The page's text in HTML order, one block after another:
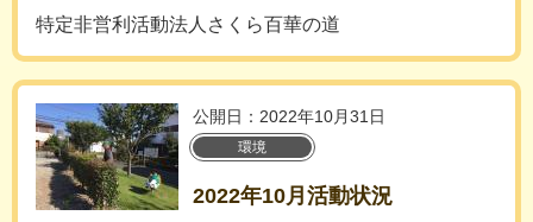
特定非営利活動法人さくら百華の道
公開日：2022年10月31日
環境
2022年10月活動状況